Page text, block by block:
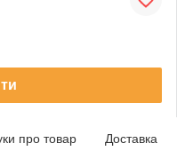
про товар Доставка